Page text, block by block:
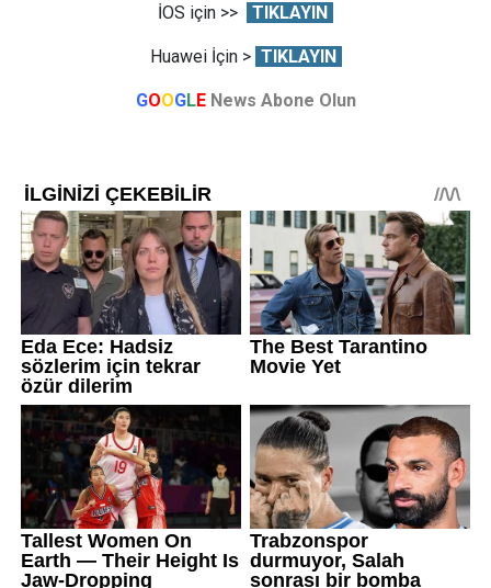
İOS için >> TIKLAYIN
Huawei İçin > TIKLAYIN
GOOGLE News Abone Olun